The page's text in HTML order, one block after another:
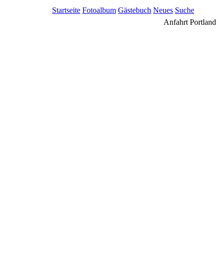
Startseite Fotoalbum Gästebuch Neues Suche
Anfahrt Portland